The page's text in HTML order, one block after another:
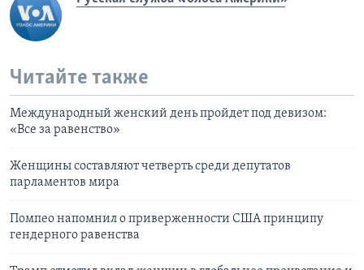
Читайте также
Mеждународный женский день пройдет под девизом:
«Все за равенство»
Женщины составляют четверть среди депутатов
парламентов мира
Помпео напомнил о приверженности США принципу
гендерного равенства